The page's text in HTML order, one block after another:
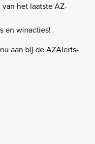
het laatste AZ-
en winacties!
aan bij de AZAlerts-